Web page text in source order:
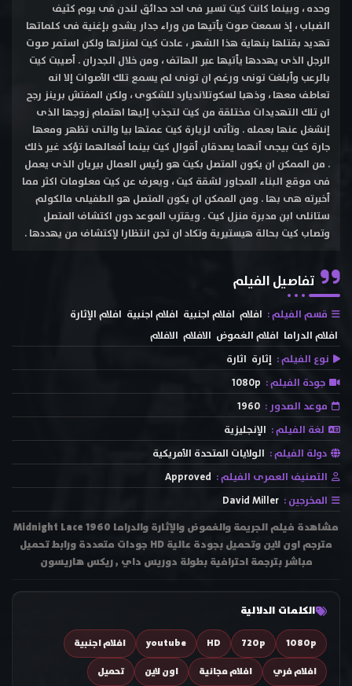
وحده ، وبينما كانت كيت تسير فى احد حدائق لندن فى يوم كثيف
الضباب ، إذ سمعت صوت يأتيها من وراء جدار يشدو بإغنية فى كلماتها
تهديد بقتلها بنهاية هذا الشهر ، عادت كيت لمنزلها ولكن استمر صوت
الرجل الذى يهددها يأتيها عبر الهاتف ، ومن خلال الجدران . أصيبت كيت
بالرعب وأبلغت تونى ورغم ان تونى لم يسمع تلك الأصوات إلا انه
تعاطف معها ، وذهبا لسكوتلانديارد للشكوى ، ولكن المفتش برينز رجح
ان تلك التهديدات مختلقة من كيت لتجذب إليها اهتمام زوجها الذى
إنشغل عنها بعمله . وتأتى لزيارة كيت عمتها بيا والتى تظهر ومعها
جارة كيت بيجى أنهما يصدقان أقوال كيت بينما أفعالهما تؤكد غير ذلك
. من الممكن ان يكون المتصل بكيت هو رئيس العمال بيريان الذى يعمل
فى موقع البناء المجاور لشقة كيت ، ويعرف عن كيت معلومات اكثر مما
أخبرته هى بها . ومن الممكن ان يكون المتصل هو الطفيلى مالكولم
ستانلى ابن مدبرة منزل كيت . ويقترب الموعد دون اكتشاف المتصل
وتصاب كيت بحالة هيستيرية وتكاد ان تجن انتظارا لإكتشاف من يهددها .
تفاصيل الفيلم
قسم الفيلم : افلام افلام اجنبية افلام اجنبية افلام الإثارة
افلام الدراما افلام الغموض الافلام الافلام
نوع الفيلم : إثارة اثارة
جودة الفيلم : 1080p
موعد الصدور : 1960
لغة الفيلم : الإنجليزية
دولة الفيلم : الولايات المتحدة الأمريكية
التصنيف العمرى الفيلم : Approved
المخرجين : David Miller
مشاهدة فيلم الجريمة والغموض والإثارة والدراما Midnight Lace 1960
مترجم اون لاين وتحميل بجودة عالية HD جودات متعددة ورابط تحميل
مباشر بترجمة احترافية بطولة دوريس داي , ريكس هاريسون
الكلمات الدلالية
1080p
720p
HD
youtube
افلام اجنبية
افلام فري
افلام مجانية اون لاين
تحميل